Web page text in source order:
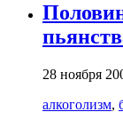
28 ноября
алкоголизм,